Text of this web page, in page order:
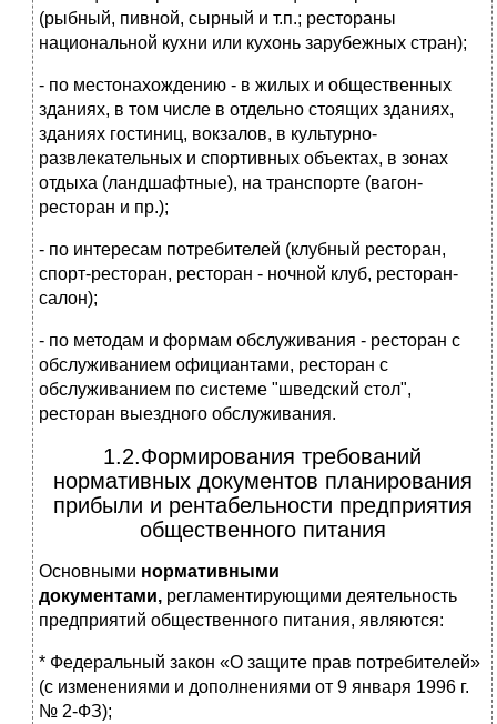
(рыбный, пивной, сырный и т.п.; рестораны
национальной кухни или кухонь зарубежных стран);
- по местонахождению - в жилых и общественных
зданиях, в том числе в отдельно стоящих зданиях,
зданиях гостиниц, вокзалов, в культурно-
развлекательных и спортивных объектах, в зонах
отдыха (ландшафтные), на транспорте (вагон-
ресторан и пр.);
- по интересам потребителей (клубный ресторан,
спорт-ресторан, ресторан - ночной клуб, ресторан-
салон);
- по методам и формам обслуживания - ресторан с
обслуживанием официантами, ресторан с
обслуживанием по системе "шведский стол",
ресторан выездного обслуживания.
1.2.Формирования требований
нормативных документов планирования
прибыли и рентабельности предприятия
общественного питания
Основными нормативными
документами, регламентирующими деятельность
предприятий общественного питания, являются:
* Федеральный закон «О защите прав потребителей»
(с изменениями и дополнениями от 9 января 1996 г.
№ 2-ФЗ);